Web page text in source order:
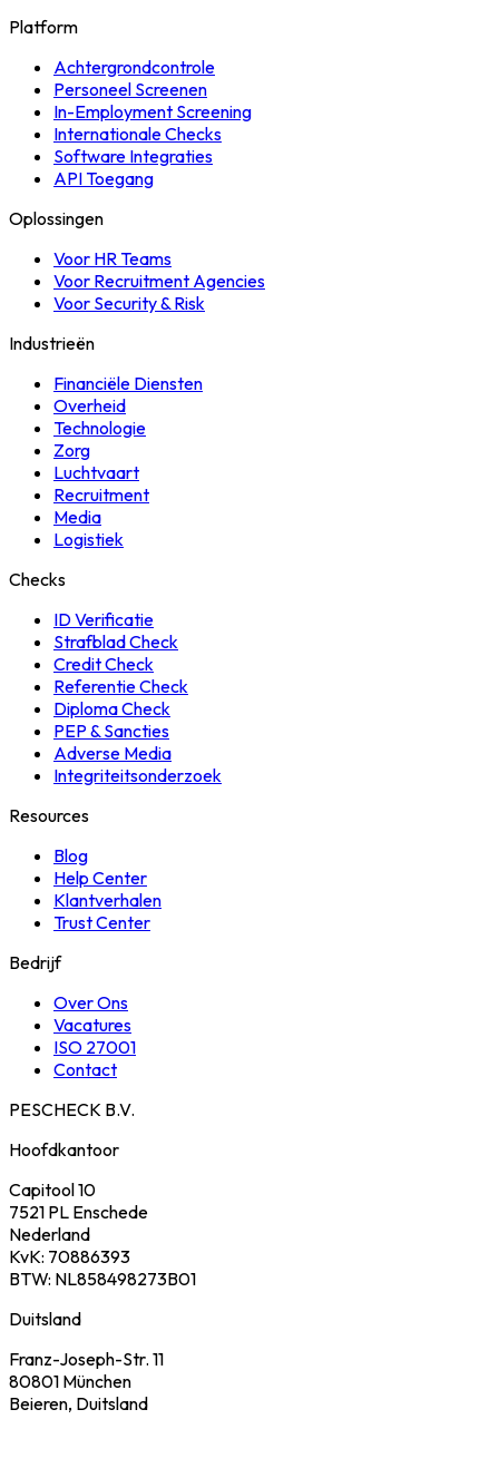
Platform
Achtergrondcontrole
Personeel Screenen
In-Employment Screening
Internationale Checks
Software Integraties
API Toegang
Oplossingen
Voor HR Teams
Voor Recruitment Agencies
Voor Security & Risk
Industrieën
Financiële Diensten
Overheid
Technologie
Zorg
Luchtvaart
Recruitment
Media
Logistiek
Checks
ID Verificatie
Strafblad Check
Credit Check
Referentie Check
Diploma Check
PEP & Sancties
Adverse Media
Integriteitsonderzoek
Resources
Blog
Help Center
Klantverhalen
Trust Center
Bedrijf
Over Ons
Vacatures
ISO 27001
Contact
PESCHECK B.V.
Hoofdkantoor
Capitool 10
7521 PL Enschede
Nederland
KvK: 70886393
BTW: NL858498273B01
Duitsland
Franz-Joseph-Str. 11
80801 München
Beieren, Duitsland